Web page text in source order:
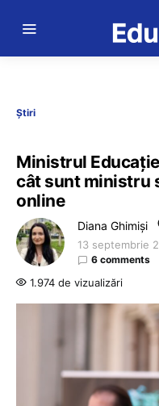
Știri
Ministrul
cât sunt ministru
online
Diana Ghimiși
13 septembrie
6 comments
1.974 de vizualizări